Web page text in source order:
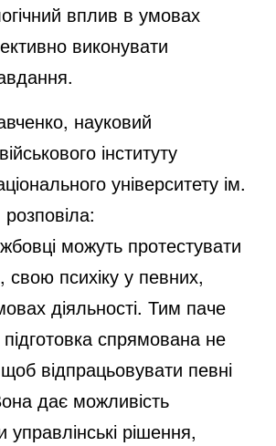
вплив в умовах
виконувати
науковий
інституту
університету ім.
можуть протестувати
свою психіку у певних,
діяльності. Тим паче
підготовка спрямована не
відпрацьовувати певні
дає можливість
управлінські рішення,